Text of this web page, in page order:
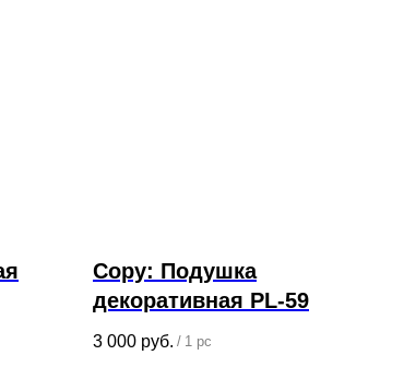
Copy: Подушка
декоративная PL-59
3 000 руб. / 1 pc